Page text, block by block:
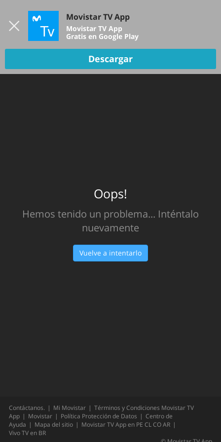
TV EN VIVO
Oops!
Hemos tenido un problema... Inténtalo
nuevamente
Contáctanos. Mi Movistar
Términos y Condiciones Movistar TV
App
Movistar Política Protección de Datos
Centro de
Ayuda
Mapa del sitio Movistar TV App en PE CLCOAR
Vivo TV en BR
Movistar TV App
Movistar TV App
Gratis en Google Play
Descargar